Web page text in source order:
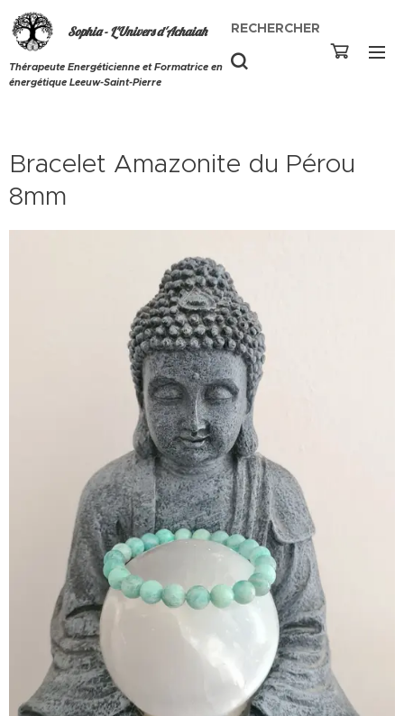
Sophia - L'Univers d'Achaiah
Thérapeute Energéticienne et Formatrice en
énergétique Leeuw-Saint-Pierre
RECHERCHER
Bracelet Amazonite du Pérou
8mm